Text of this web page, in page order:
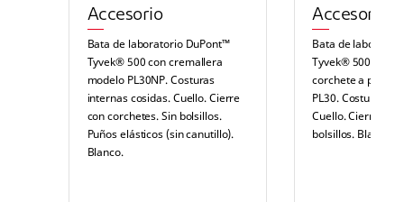
Accesorio
Bata de laboratorio DuPont™
Tyvek® 500 con cremallera
modelo PL30NP. Costuras
internas cosidas. Cuello. Cierre
con corchetes. Sin bolsillos.
Puños elásticos (sin canutillo).
Blanco.
Accesorio
Bata de
Tyvek® 500 con
corchete a
PL30. Costuras
Cuello. Cierre con
bolsillos. Blanco.